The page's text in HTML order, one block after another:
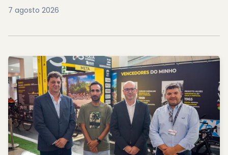
7 agosto 2026